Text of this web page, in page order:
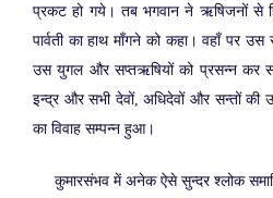
प्रकट हो गये। तब भगवान ने ऋषिजनों से
पार्वती का हाथ माँगने को कहा। वहाँ पर
उस युगल और सप्तऋषियों को प्रसन्न कर
इन्द्र और सभी देवों, अधिदेवों और सन्तों की
का विवाह सम्पन्न हुआ।
कुमारसंभव में अनेक ऐसे सुन्दर श्लोक